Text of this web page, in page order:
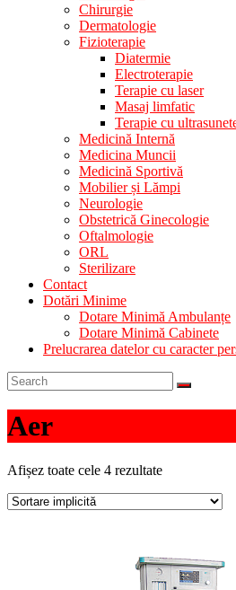
Chirurgie
Dermatologie
Fizioterapie
Diatermie
Electroterapie
Terapie cu laser
Masaj limfatic
Terapie cu
Medicină Internă
Medicina Muncii
Medicină Sportivă
Mobilier și Lămpi
Neurologie
Obstetrică Ginecologie
Oftalmologie
ORL
Sterilizare
Contact
Dotări Minime
Dotare Minimă Ambulanțe
Dotare Minimă Cabinete
Prelucrarea datelor cu caracter
Aer
Afișez toate cele 4 rezultate